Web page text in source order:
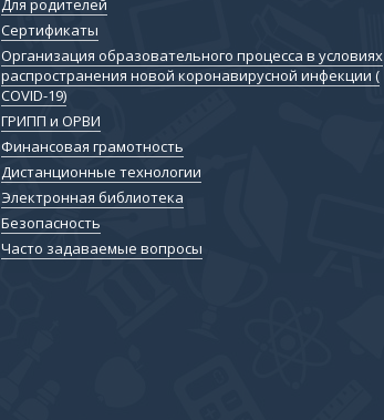
Сертификаты
Организация образовательного процесса в условиях
распространения новой коронавирусной инфекции (
COVID-19)
ГРИПП и ОРВИ
Финансовая грамотность
Дистанционные технологии
Электронная библиотека
Безопасность
Часто задаваемые вопросы